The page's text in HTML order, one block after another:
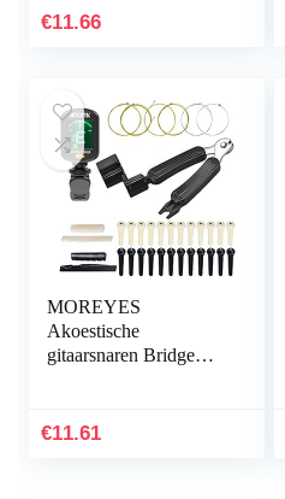
Shell Inlay voor…
€11.66
MOREYES
Akoestische
gitaarsnaren Bridge
snaren Winder Stings
€11.61